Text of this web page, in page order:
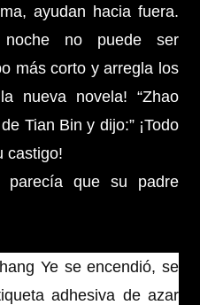
ayudan hacia fuera.
no puede ser
más corto y arregla los
nueva novela! “Zhao
Tian Bin y dijo:” ¡Todo
castigo!
parecía que su padre
Ye se encendió, se
adhesiva de azar